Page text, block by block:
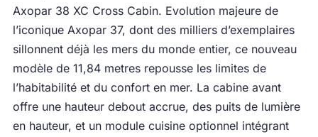
Axopar 38 XC Cross Cabin. Evolution majeure de
l’iconique Axopar 37, dont des milliers d’exemplaires
sillonnent déjà les mers du monde entier, ce nouveau
modèle de 11,84 metres repousse les limites de
l’habitabilité et du confort en mer. La cabine avant
offre une hauteur debout accrue, des puits de lumière
en hauteur, et un module cuisine optionnel intégrant